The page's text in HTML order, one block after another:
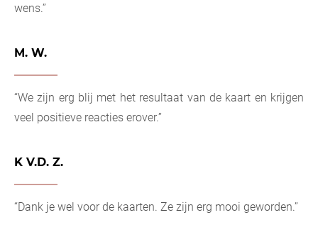
wens.”
M. W.
“We zijn erg blij met het resultaat van de kaart en krijgen
veel positieve reacties erover.”
K V.D. Z.
“Dank je wel voor de kaarten. Ze zijn erg mooi geworden.”